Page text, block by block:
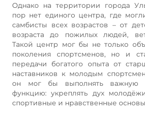
Однако на территории города
пор нет единого центра, где
самбисты всех возрастов – от
возраста до пожилых людей,
Такой центр мог бы не только
поколения спортсменов, но и
передачи богатого опыта от
наставников к молодым
он мог бы выполнять важную
функцию: укреплять дух
спортивные и нравственные